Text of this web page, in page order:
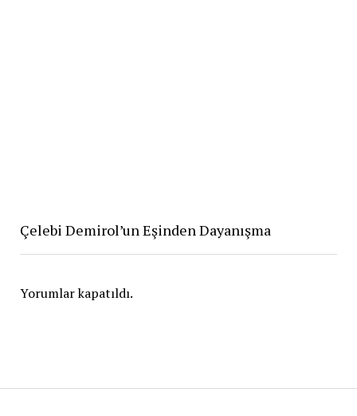
Çelebi Demirol’un Eşinden Dayanışma
Yorumlar kapatıldı.